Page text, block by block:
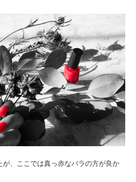
が、ここでは真っ赤なバラの方が良か